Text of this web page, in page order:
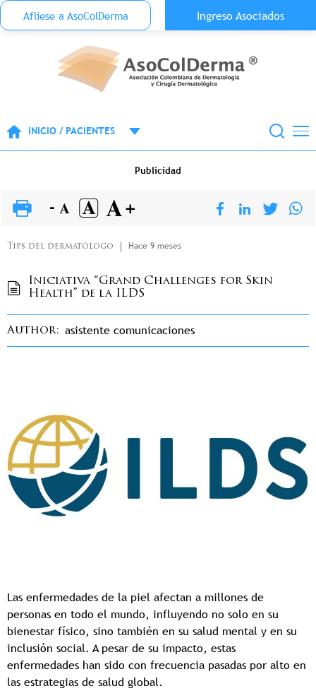
Pasar al contenido principal
Menu Top Anónimo
Aflíese a AsoColDerma Ingreso Asociados
INICIO / PACIENTES
Publicidad
Tips del dermatólogo Hace 9 meses
Iniciativa “Grand Challenges for Skin
Health” de la ILDS
Author asistente comunicaciones
Las enfermedades de la piel afectan a millones de
personas en todo el mundo, influyendo no solo en su
bienestar físico, sino también en su salud mental y en su
inclusión social. A pesar de su impacto, estas
enfermedades han sido con frecuencia pasadas por alto en
las estrategias de salud global.